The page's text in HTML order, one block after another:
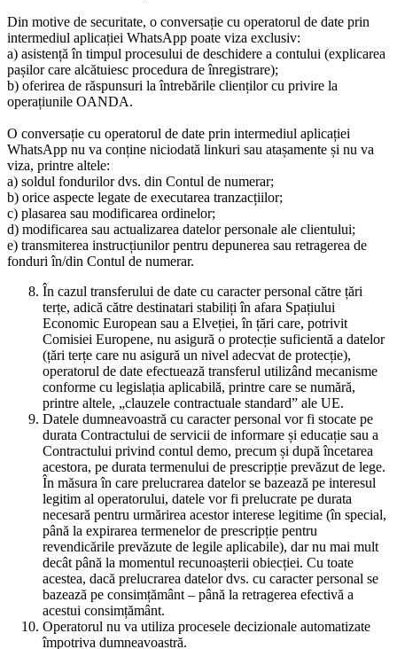
Din motive de securitate, o conversație cu operatorul de date prin
intermediul aplicației WhatsApp poate viza exclusiv:
a) asistență în timpul procesului de deschidere a contului (explicarea
pașilor care alcătuiesc procedura de înregistrare);
b) oferirea de răspunsuri la întrebările clienților cu privire la
operațiunile OANDA.
O conversație cu operatorul de date prin intermediul aplicației
WhatsApp nu va conține niciodată linkuri sau atașamente și nu va
viza, printre altele:
a) soldul fondurilor dvs. din Contul de numerar;
b) orice aspecte legate de executarea tranzacțiilor;
c) plasarea sau modificarea ordinelor;
d) modificarea sau actualizarea datelor personale ale clientului;
e) transmiterea instrucțiunilor pentru depunerea sau retragerea de
fonduri în/din Contul de numerar.
În cazul transferului de date cu caracter personal către țări
terțe, adică către destinatari stabiliți în afara Spațiului
Economic European sau a Elveției, în țări care, potrivit
Comisiei Europene, nu asigură o protecție suficientă a datelor
(țări terțe care nu asigură un nivel adecvat de protecție),
operatorul de date efectuează transferul utilizând mecanisme
conforme cu legislația aplicabilă, printre care se numără,
printre altele, „clauzele contractuale standard” ale UE.
Datele dumneavoastră cu caracter personal vor fi stocate pe
durata Contractului de servicii de informare și educație sau a
Contractului privind contul demo, precum și după încetarea
acestora, pe durata termenului de prescripție prevăzut de lege.
În măsura în care prelucrarea datelor se bazează pe interesul
legitim al operatorului, datele vor fi prelucrate pe durata
necesară pentru urmărirea acestor interese legitime (în special,
până la expirarea termenelor de prescripție pentru
revendicările prevăzute de legile aplicabile), dar nu mai mult
decât până la momentul recunoașterii obiecției. Cu toate
acestea, dacă prelucrarea datelor dvs. cu caracter personal se
bazează pe consimțământ – până la retragerea efectivă a
acestui consimțământ.
Operatorul nu va utiliza procesele decizionale automatizate
împotriva dumneavoastră.